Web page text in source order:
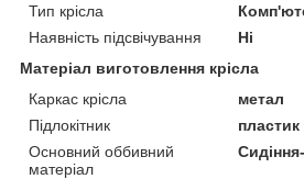
Тип крісла
Наявність підсвічування
Ні
Матеріал виготовлення крісла
Каркас крісла
метал
Підлокітник
пластик
Основний оббивний
матеріал